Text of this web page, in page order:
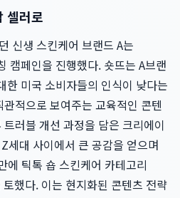
셀러로
신생 스킨케어 브랜드 A는
캠페인을 진행했다. 숏뜨는 A브랜
미국 소비자들의 인식이 낮다는
적으로 보여주는 교육적인 콘텐
러블 개선 과정을 담은 크리에이
세대 사이에서 큰 공감을 얻으며
에 틱톡 숍 스킨케어 카테고리
했다. 이는 현지화된 콘텐츠 전략